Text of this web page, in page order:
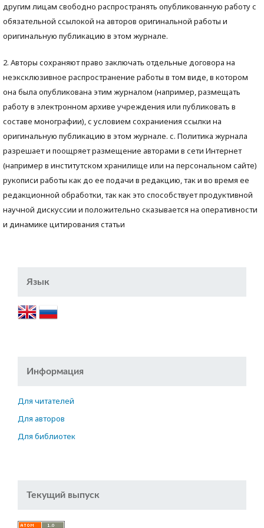
другим лицам свободно распространять опубликованную работу с
обязательной ссылокой на авторов оригинальной работы и
оригинальную публикацию в этом журнале.
2. Авторы сохраняют право заключать отдельные договора на
неэксклюзивное распространение работы в том виде, в котором
она была опубликована этим журналом (например, размещать
работу в электронном архиве учреждения или публиковать в
составе монографии), с условием сохраниения ссылки на
оригинальную публикацию в этом журнале. с. Политика журнала
разрешает и поощряет размещение авторами в сети Интернет
(например в институтском хранилище или на персональном сайте)
рукописи работы как до ее подачи в редакцию, так и во время ее
редакционной обработки, так как это способствует продуктивной
научной дискуссии и положительно сказывается на оперативности
и динамике цитирования статьи
Язык
Информация
Для читателей
Для авторов
Для библиотек
Текущий выпуск